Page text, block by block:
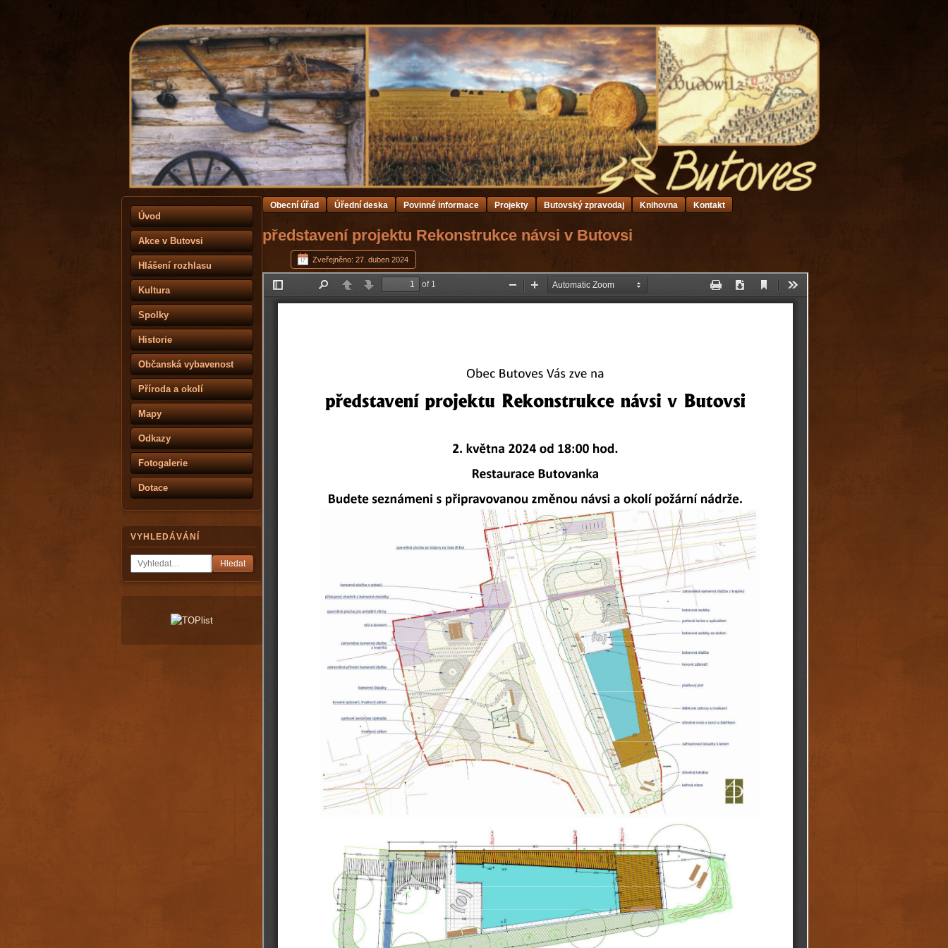
Úvod
Akce v Butovsi
Hlášení rozhlasu
Kultura
Spolky
Historie
Občanská vybavenost
Příroda a okolí
Mapy
Odkazy
Fotogalerie
Dotace
VYHLEDÁVÁNÍ
Hledat
Obecní úřad Úřední deska Povinné informace Projekty Butovský zpravodaj Knihovna Kontakt
představení projektu Rekonstrukce návsi v Butovsi
Zveřejněno: 27. duben 2024